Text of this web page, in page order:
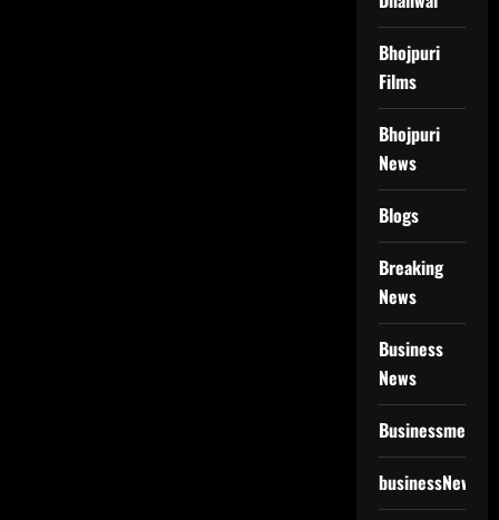
Bhojpuri
Films
Bhojpuri
News
Blogs
Breaking
News
Business
News
Businessmen
businessNews